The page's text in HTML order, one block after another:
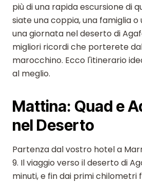
più di una rapida escursione di
siate una coppia, una famiglia o
una giornata nel deserto di
migliori ricordi che porterete
marocchino. Ecco l'itinerario
al meglio.
Mattina: Quad e
nel Deserto
Partenza dal vostro hotel a
9. Il viaggio verso il deserto di
minuti, e fin dai primi chilometri